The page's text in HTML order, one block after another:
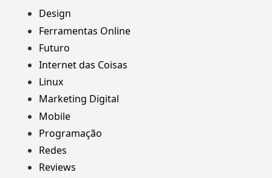
Design
Ferramentas Online
Futuro
Internet das Coisas
Linux
Marketing Digital
Mobile
Programação
Redes
Reviews